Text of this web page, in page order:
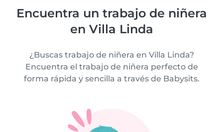
Encuentra un trabajo de niñera
en Villa Linda
¿Buscas trabajo de niñera en Villa Linda?
Encuentra el trabajo de niñera perfecto de
forma rápida y sencilla a través de Babysits.